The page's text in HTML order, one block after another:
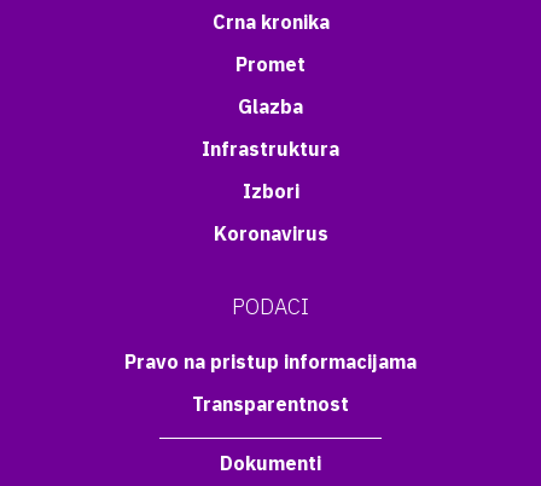
Crna kronika
Promet
Glazba
Infrastruktura
Izbori
Koronavirus
PODACI
Pravo na pristup informacijama
Transparentnost
Dokumenti